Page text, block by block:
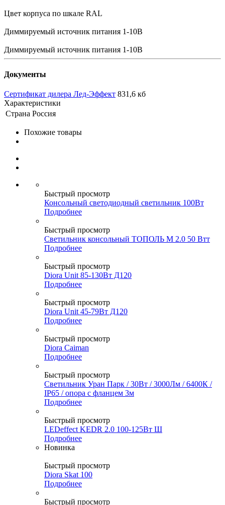
Цвет корпуса по шкале RAL
Диммируемый источник питания 1-10В
Диммируемый источник питания 1-10В
Документы
Сертификат дилера Лед-Эффект 831,6 кб
Характеристики
Страна Россия
Похожие товары
Быстрый просмотр
Консольный светодиодный светильник 100Вт
Подробнее
Быстрый просмотр
Светильник консольный ТОПОЛЬ М 2.0 50 Втт
Подробнее
Быстрый просмотр
Diora Unit 85-130Вт Д120
Подробнее
Быстрый просмотр
Diora Unit 45-79Вт Д120
Подробнее
Быстрый просмотр
Diora Caiman
Подробнее
Быстрый просмотр
Светильник Уран Парк / 30Вт / 3000Лм / 6400К /
IP65 / опора с фланцем 3м
Подробнее
Быстрый просмотр
LEDeffect KEDR 2.0 100-125Вт Ш
Подробнее
Новинка
Быстрый просмотр
Diora Skat 100
Подробнее
Быстрый просмотр